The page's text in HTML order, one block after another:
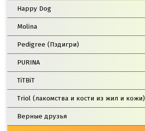
Happy Dog
Molina
Pedigree (Пэдигри)
PURINA
TiTBiT
Triol (лакомства и кости из жил и кожи)
Верные друзья